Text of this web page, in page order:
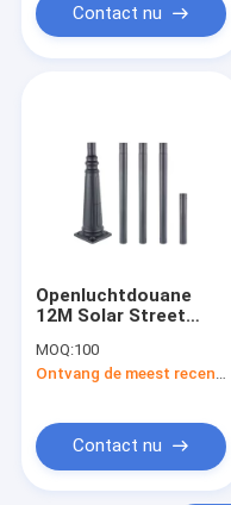
Videos
Over ons
Een offerte
Het zonnesysteem
Contact nu
Openluchtdouane
12M Solar Street
galvaniseerde Smart
Geleide Slimme Pool
MOQ:100
Contact nu